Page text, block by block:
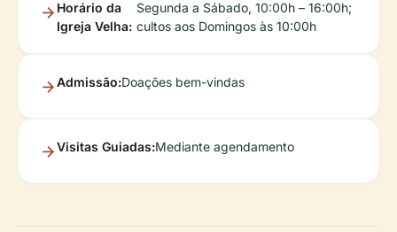
Horário da
Igreja Velha:
Segunda a Sábado, 10:00h – 16:00h;
cultos aos Domingos às 10:00h
Admissão:Doações bem-vindas
Visitas Guiadas:Mediante agendamento